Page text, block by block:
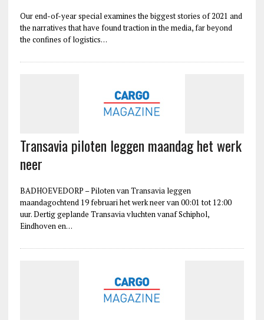
Our end-of-year special examines the biggest stories of 2021 and
the narratives that have found traction in the media, far beyond
the confines of logistics…
Transavia piloten leggen maandag het werk
neer
BADHOEVEDORP – Piloten van Transavia leggen
maandagochtend 19 februari het werk neer van 00:01 tot 12:00
uur. Dertig geplande Transavia vluchten vanaf Schiphol,
Eindhoven en…